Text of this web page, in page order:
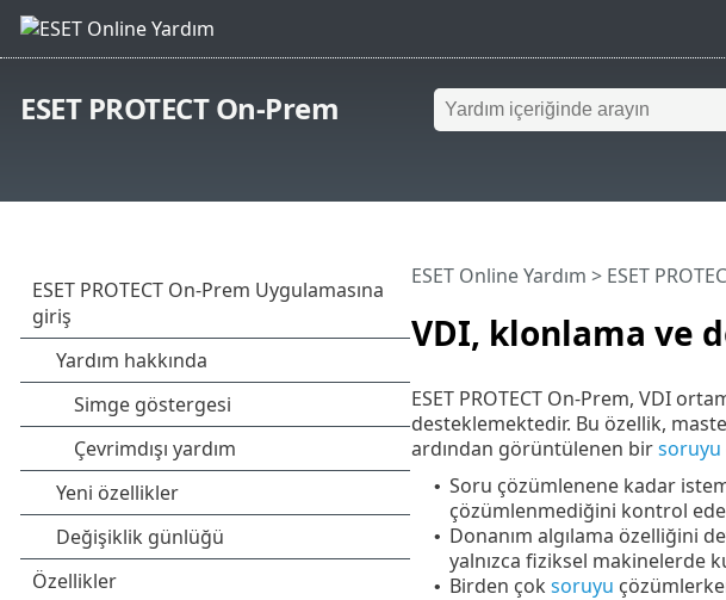
ESET PROTECT On-Prem
VDI, klonlama ve
ESET Online Yardım > ESET
ESET PROTECT On-Prem, VDI
desteklemektedir. Bu özellik,
ardından görüntülenen birsoruyu
• Soru çözümlenene kadar
çözümlenmediğini kontrol
• Donanım algılama özelliğini
yalnızca fiziksel makinelerde
• Birden çok soruyu